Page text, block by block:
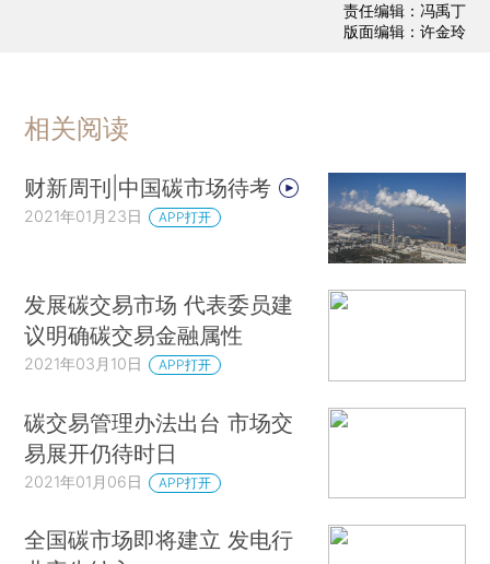
责任编辑：冯禹丁
版面编辑：许金玲
相关阅读
财新周刊|中国碳市场待考
2021年01月23日 APP打开
发展碳交易市场 代表委员建
议明确碳交易金融属性
2021年03月10日 APP打开
碳交易管理办法出台 市场交
易展开仍待时日
2021年01月06日 APP打开
全国碳市场即将建立 发电行